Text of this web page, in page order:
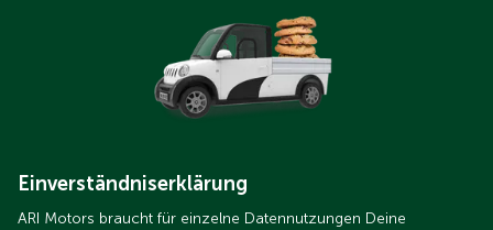
Einverständniserklärung
ARI Motors braucht für einzelne Datennutzungen Deine